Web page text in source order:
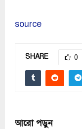
source
SHARE 0
আরো পড়ুন